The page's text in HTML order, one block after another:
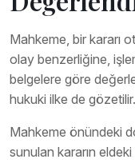
Mahkeme, bir kararı
olay benzerliğine,
belgelere göre
hukuki ilke de gözetilir.
Mahkeme önündeki
sunulan kararın